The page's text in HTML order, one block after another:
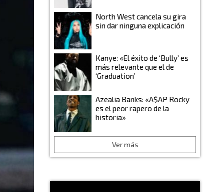
North West cancela su gira
sin dar ninguna explicación
Kanye: «El éxito de ‘Bully’ es
más relevante que el de
‘Graduation’
Azealia Banks: «A$AP Rocky
es el peor rapero de la
historia»
Ver más